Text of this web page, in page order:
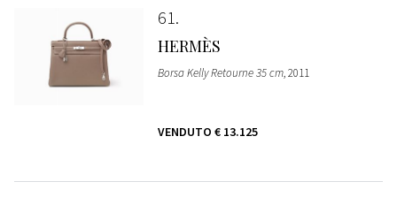
61
HERMÈS
Borsa Kelly Retourne 35 cm, 2011
VENDUTO € 13.125